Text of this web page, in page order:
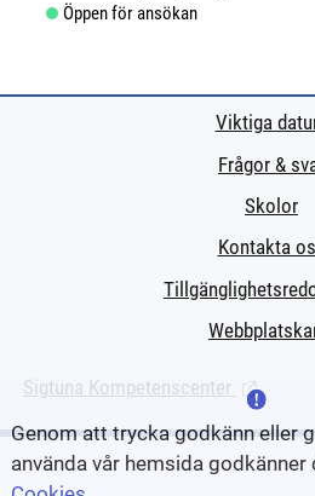
Öppen för ansökan
Viktiga
Frågor &
Skolor
Kontakta
Sigtuna Kompetenscenter (Länk till
Genom att trycka godkänn eller
använda vår hemsida